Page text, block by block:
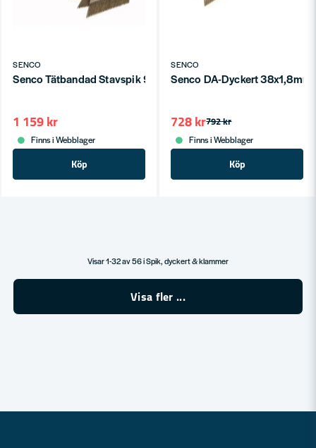
SENCO
Senco Tätbandad Stavspik 90x3.1mm VFZ Slät DS 34°
1 159 kr
Finns i Webblager
Köp
SENCO
Senco DA-Dyckert
792 kr
728 kr
Finns i Webblager
Köp
Visar 1-32 av 56 i Spik, dyckert & klammer
Visa fler ...